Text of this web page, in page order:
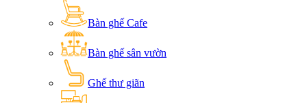
Bàn ghế Cafe
Bàn ghế sân vườn
Ghế thư giãn